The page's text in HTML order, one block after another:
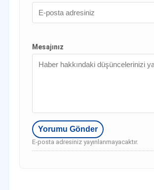
Mesajınız
E-posta adresiniz yayınlanmayacaktır.